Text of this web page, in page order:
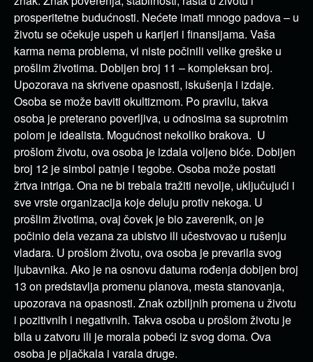
prosperitetne budućnosti. Nećete imati mnogo padova – u
životu se očekuje uspeh u karijeri i finansijama. Vaša
karma nema problema, vi niste počinili velike greške u
prošlim životima. Dobijen broj 11 – kompleksan broj.
Upozorava na skrivene opasnosti, iskušenja i izdaje.
Osoba se može baviti okultizmom. Po pravilu, takva
osoba je preterano poverljiva, u odnosima sa suprotnim
polom je idealista. Mogućnost nekoliko brakova. U
prošlom životu, ova osoba je izdala voljeno biće. Dobijen
broj 12 je simbol patnje i tegobe. Osoba može postati
žrtva intriga. Ona ne bi trebala tražiti nevolje, uključujući i
sve vrste organizacija koje deluju protiv nekoga. U
prošlim životima, ovaj čovek je bio zaverenik, on je
počinio dela vezana za ubistvo ili učestvovao u rušenju
vladara. U prošlom životu, ova osoba je prevarila svog
ljubavnika. Ako je na osnovu datuma rođenja dobijen broj
13 on predstavlja promenu planova, mesta stanovanja,
upozorava na opasnosti. Znak ozbiljnih promena u životu
i pozitivnih i negativnih. Takva osoba u prošlom životu je
bila u zatvoru ili je morala pobeći iz svog doma. Ova
osoba je pljačkala i varala druge.